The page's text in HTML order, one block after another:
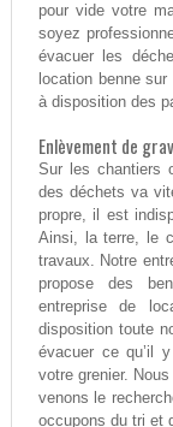
pour vide votre
soyez
évacuer les
location benne
à disposition des
Enlèvement de
Sur les chantiers
des déchets va
propre, il est
Ainsi, la terre, le
travaux. Notre
propose des
entreprise de
disposition toute
évacuer ce qu’il
votre grenier.
venons le
occupons du tri et